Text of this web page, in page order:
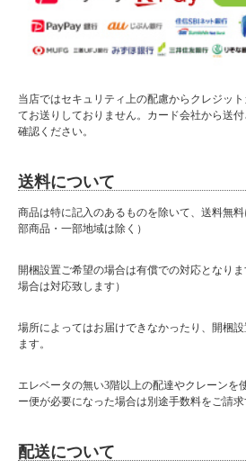
当店ではセキュリティ上の配慮からクレジッ
てお送りしておりません。カード会社から送
確認ください。
送料について
商品は特に記入のあるものを除いて、送料無
部商品・一部地域は除く）
開梱設置ご希望の場合は有償での対応となり
場合は対応致します）
場所によってはお届けできなかったり、開梱
ます。
エレベータの無い3階以上の配達やクレーンを
ー便が必要になった場合は別途手数料をご請求
配送について